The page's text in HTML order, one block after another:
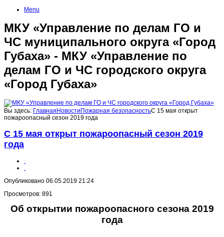
Menu
МКУ «Управление по делам ГО и
ЧС муниципального округа «Город
Губаха» - МКУ «Управление по
делам ГО и ЧС городского округа
«Город Губаха»
Вы здесь: Главная Новости Пожарная безопасностьС 15 мая открыт
пожароопасный сезон 2019 года
С 15 мая открыт пожароопасный сезон 2019
года
Опубликовано 06.05.2019 21:24
Просмотров: 891
Об открытии пожароопасного сезона 2019
года